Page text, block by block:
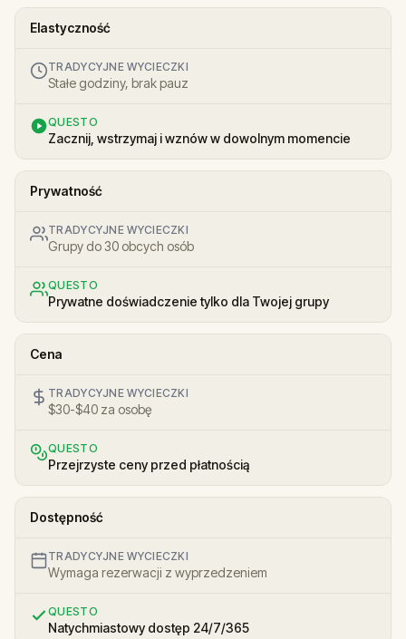
Elastyczność
TRADYCYJNE WYCIECZKI
Stałe godziny, brak pauz
QUESTO
Zacznij, wstrzymaj i wznów w dowolnym momencie
Prywatność
TRADYCYJNE WYCIECZKI
Grupy do 30 obcych osób
QUESTO
Prywatne doświadczenie tylko dla Twojej grupy
Cena
TRADYCYJNE WYCIECZKI
$30-$40 za osobę
QUESTO
Przejrzyste ceny przed płatnością
Dostępność
TRADYCYJNE WYCIECZKI
Wymaga rezerwacji z wyprzedzeniem
QUESTO
Natychmiastowy dostęp 24/7/365